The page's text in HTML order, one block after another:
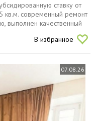
ставку от
кв.м. современный ремонт
выполнен качественный
материалов, что позволит
В избранное
07.08.26